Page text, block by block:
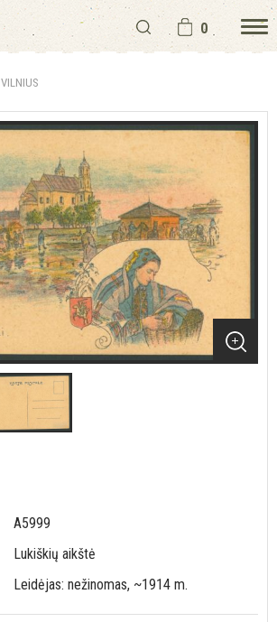
0
VILNIUS
A5999
Lukiškių aikštė
Leidėjas: nežinomas, ~1914 m.